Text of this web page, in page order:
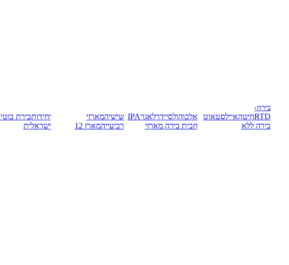
בירה›
RTDחיטהאיילסטאוט
בירה ללא
אלכוהולסיידרלאגרIPA
חבית בירהמארזי
שישיהמארזי
רביעייה
מארז 12
יחידותבירת
ישראלית